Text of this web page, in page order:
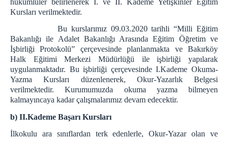
Kursları verilmektedir.
Bu kurslarımız 09.03.2020 tarihli “Milli Eğitim
Bakanlığı ile Adalet Bakanlığı Arasında Eğitim Öğretim ve
İşbirliği Protokolü” çerçevesinde planlanmakta ve Bakırköy
Halk Eğitimi Merkezi Müdürlüğü ile işbirliği yapılarak
uygulanmaktadır. Bu işbirliği çerçevesinde I.Kademe Okuma-
Yazma Kursları düzenlenerek, Okur-Yazarlık Belgesi
verilmektedir. Kurumumuzda okuma yazma bilmeyen
kalmayıncaya kadar çalışmalarımız devam edecektir.
b) II.Kademe Başarı Kursları
İlkokulu ara sınıflardan terk edenlerle, Okur-Yazar olan ve